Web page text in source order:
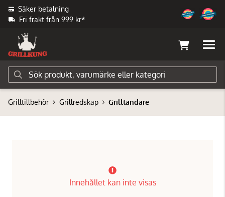
Säker betalning
Fri frakt från 999 kr*
Grilltillbehör Grillredskap Grilltändare
Innehållet kan inte visas